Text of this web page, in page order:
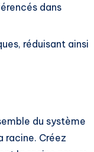
dans
réduisant ainsi
du système
racine. Créez